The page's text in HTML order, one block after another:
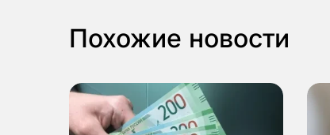
Похожие новости